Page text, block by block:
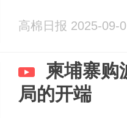
高棉日报 2025-09-
柬埔寨购
局的开端